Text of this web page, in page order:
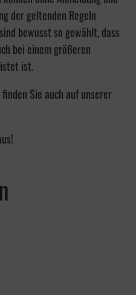
der geltenden Regeln
bewusst so gewählt, dass
bei einem größeren
ist.
Sie auch auf unserer